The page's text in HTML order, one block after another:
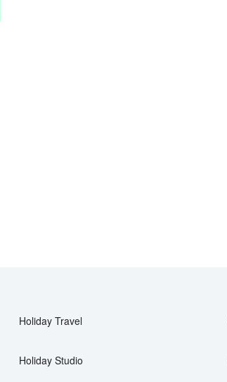
Holiday Travel
Holiday Studio